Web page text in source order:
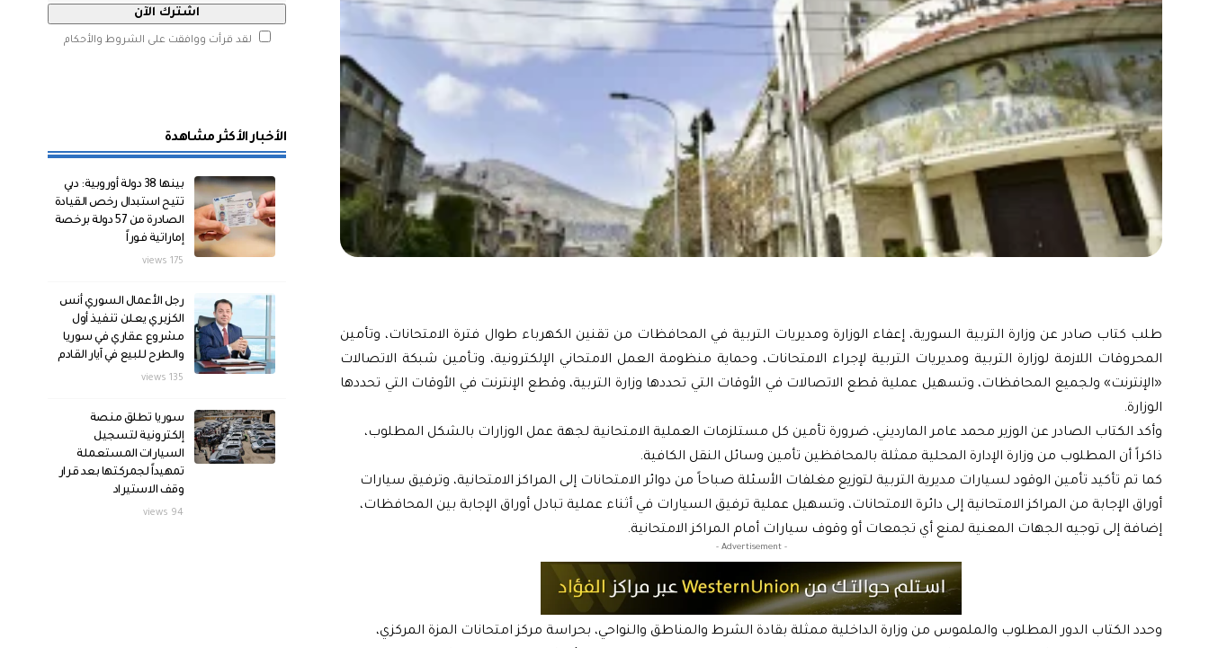
طلب كتاب صادر عن وزارة التربية السورية، إعفاء الوزارة ومديريات التربية في المحافظات من تقنين الكهرباء طوال فترة الامتحانات، وتأمين
المحروقات اللازمة لوزارة التربية ومديريات التربية لإجراء الامتحانات، وحماية منظومة العمل الامتحاني الإلكترونية، وتـأمين شبكة الاتصالات
«الإنترنت» ولجميع المحافظات، وتسهيل عملية قطع الاتصالات في الأوقات التي تحددها وزارة التربية، وقطع الإنترنت في الأوقات التي تحددها
الوزارة.
وأكد الكتاب الصادر عن الوزير محمد عامر المارديني، ضرورة تأمين كل مستلزمات العملية الامتحانية لجهة عمل الوزارات بالشكل المطلوب،
ذاكراً أن المطلوب من وزارة الإدارة المحلية ممثلة بالمحافظين تأمين وسائل النقل الكافية.
كما تم تأكيد تأمين الوقود لسيارات مديرية التربية لتوزيع مغلفات الأسئلة صباحاً من دوائر الامتحانات إلى المراكز الامتحانية، وترفيق سيارات
أوراق الإجابة من المراكز الامتحانية إلى دائرة الامتحانات، وتسهيل عملية ترفيق السيارات في أثناء عملية تبادل أوراق الإجابة بين المحافظات،
إضافة إلى توجيه الجهات المعنية لمنع أي تجمعات أو وقوف سيارات أمام المراكز الامتحانية.
- Advertisement -
وحدد الكتاب الدور المطلوب والملموس من وزارة الداخلية ممثلة بقادة الشرط والمناطق والنواحي، بحراسة مركز امتحانات المزة المركزي،
لقد قرأت ووافقت على الشروط والأحكام
الأخبار الأكثر مشاهدة
بينها 38 دولة أوروبية: دبي
تتيح استبدال رخص القيادة
الصادرة من 57 دولة برخصة
إماراتية فوراً
175 views
رجل الأعمال السوري أنس
الكزبري يعلن تنفيذ أول
مشروع عقاري في سوريا
والطرح للبيع في آيار القادم
135 views
سوريا تطلق منصة
إلكترونية لتسجيل
السيارات المستعملة
تمهيداً لجمركتها بعد قرار
وقف الاستيراد
94 views